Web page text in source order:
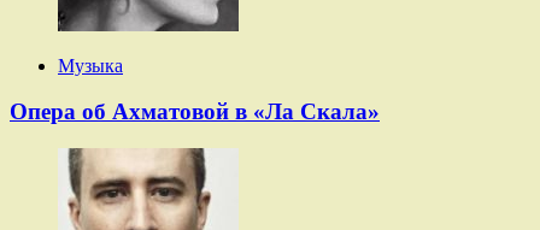
Музыка
Опера об Ахматовой в «Ла Скала»